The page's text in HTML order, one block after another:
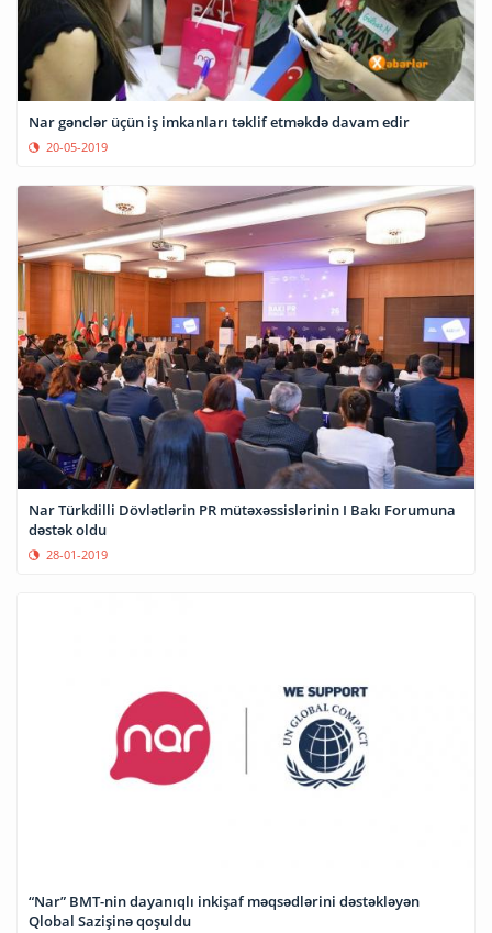
Nar gənclər üçün iş imkanları təklif etməkdə davam edir
20-05-2019
Nar Türkdilli Dövlətlərin PR mütəxəssislərinin I Bakı Forumuna
dəstək oldu
28-01-2019
“Nar” BMT-nin dayanıqlı inkişaf məqsədlərini dəstəkləyən
Qlobal Sazişinə qoşuldu